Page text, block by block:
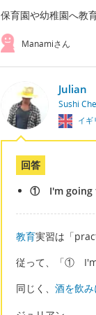
保育園や幼稚園へ教
Manamiさん
Julian
Sushi
イギ
回答
① I'm going
教育実習は「
従って、「① I'm
同じく、 酒を飲み